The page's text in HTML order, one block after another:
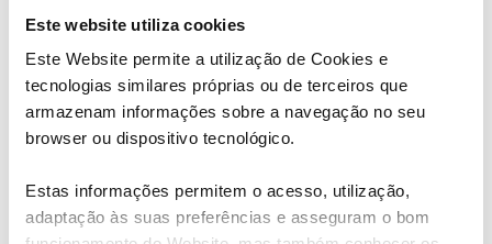
Este website utiliza cookies
Este Website permite a utilização de Cookies e
tecnologias similares próprias ou de terceiros que
armazenam informações sobre a navegação no seu
browser ou dispositivo tecnológico.
Estas informações permitem o acesso, utilização,
adaptação às suas preferências e asseguram o bom
passado ainda andou numsobe e desce de posições
até ao WP2, mas daí em diante encontrou o seu
ritmo erecuperou terreno de forma gradualpara
cruzar a meta emprimeiro, à frente do chileno. O
piloto da Husqvarna foi ainda um pouco mais
desce inicial entre os segundo e quinto postos,
ainda voltou a perder terreno para controlar no
último WayPoint, o WP6, em terceiro, mas apenas a